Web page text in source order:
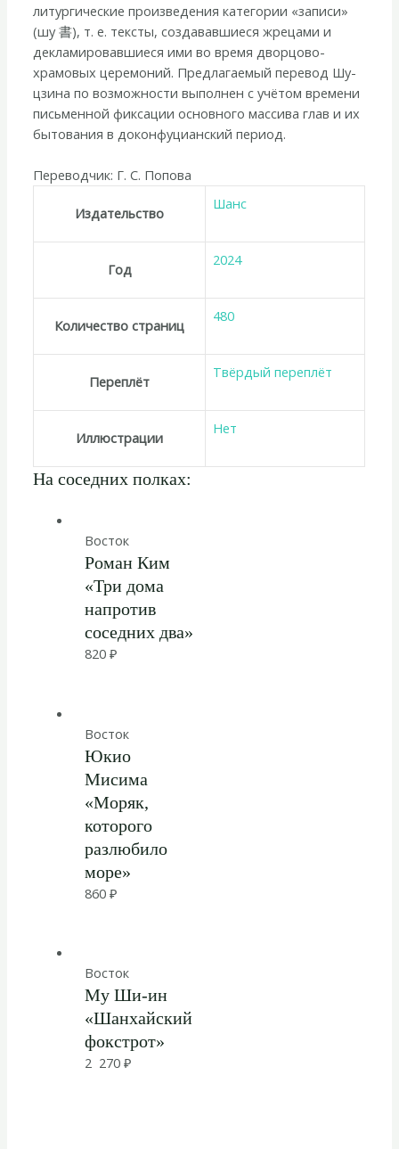
литургические произведения категории «записи»
(шу 書), т. е. тексты, создававшиеся жрецами и
декламировавшиеся ими во время дворцово-
храмовых церемоний. Предлагаемый перевод Шу-
цзина по возможности выполнен с учётом времени
письменной фиксации основного массива глав и их
бытования в доконфуцианский период.
Переводчик: Г. С. Попова
Издательство
Шанс
Год
2024
Количество страниц
480
Переплёт
Твёрдый переплёт
Иллюстрации
Нет
На соседних полках:
Восток
Роман Ким
«Три дома
напротив
соседних два»
820₽
Восток
Юкио
Мисима
«Моряк,
которого
разлюбило
море»
860₽
Восток
Му Ши-ин
«Шанхайский
фокстрот»
2 270₽